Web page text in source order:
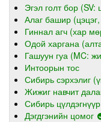
Эгэл голт бор (SV:
Алаг башир
Гиннал агч (хар
Одой харгана
Гашуун гуа (MC:
Интоорын тос
Сибирь сэрхэлиг
Жижиг навчит
Сибирь
Дэгдгэнийн цомог